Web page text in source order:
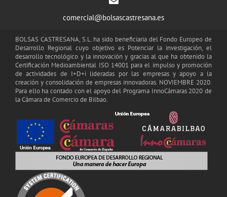
comercial@bolsascastresana.es
BOLSAS CASTRESANA, S.L. ha sido beneficiaria del Fondo Europeo de
Desarrollo Regional cuyo objetivo es Potenciar la investigación, el
desarrollo tecnológico y la innovación y gracias al que ha obtenido la
Certificación Medioambiental ISO 14001 para el impulso y promoción
de actividades de I+D+i lideradas por las empresas y apoyo a la
creación y consolidación de empresas innovadoras. NOVIEMBRE 2020.
Para ello ha contado con el apoyo del Programa InnoCámaras 2020 de
la Cámara de Comercio de Bilbao.